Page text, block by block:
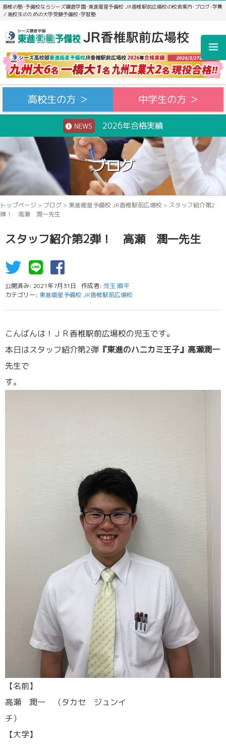
香椎の塾･予備校ならシーズ鎌倉学園･東進衛星予備校 JR香椎駅前広場校の校舎案内･ブログ･学費
／高校生のための大学受験予備校･学習塾
高校生の方 ＞ 中学生の方 ＞
NEWS 2026年合格実績
ブログ
トップページ > ブログ > 東進衛星予備校 JR香椎駅前広場校 > スタッフ紹介第2
弾！ 高瀬 潤一先生
スタッフ紹介第2弾！ 高瀬 潤一先生
公開済み: 2021年7月31日 作成者: 児玉 順平
カテゴリー: 東進衛星予備校 JR香椎駅前広場校
こんばんは！ＪＲ香椎駅前広場校の児玉です。
本日はスタッフ紹介第2弾 『東進のハニカミ王子』高瀬潤一
先生で
【名前】
高瀬 潤一 （タカセ ジュンイ
【大学】